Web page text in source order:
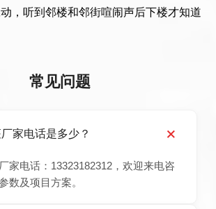
，听到邻楼和邻街喧闹声后下楼才知道
常见问题
家电话是多少？
家电话：13323182312，欢迎来电咨
数及项目方案。